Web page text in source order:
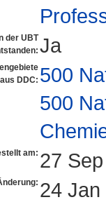
der UBTJa
aus DDC: 500
500
am: 27
24